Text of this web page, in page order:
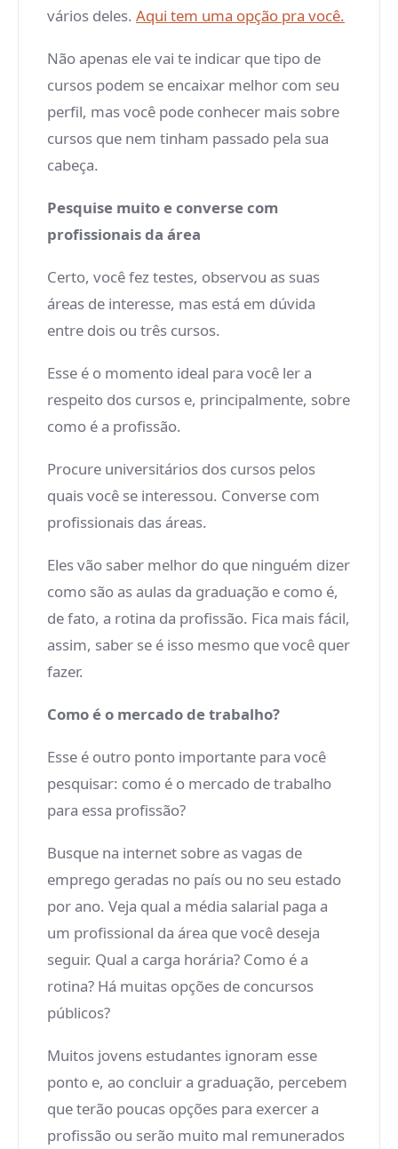
vários deles. Aqui tem uma opção pra você.
Não apenas ele vai te indicar que tipo de
cursos podem se encaixar melhor com seu
perfil, mas você pode conhecer mais sobre
cursos que nem tinham passado pela sua
cabeça.
Pesquise muito e converse com
profissionais da área
Certo, você fez testes, observou as suas
áreas de interesse, mas está em dúvida
entre dois ou três cursos.
Esse é o momento ideal para você ler a
respeito dos cursos e, principalmente, sobre
como é a profissão.
Procure universitários dos cursos pelos
quais você se interessou. Converse com
profissionais das áreas.
Eles vão saber melhor do que ninguém dizer
como são as aulas da graduação e como é,
de fato, a rotina da profissão. Fica mais fácil,
assim, saber se é isso mesmo que você quer
fazer.
Como é o mercado de trabalho?
Esse é outro ponto importante para você
pesquisar: como é o mercado de trabalho
para essa profissão?
Busque na internet sobre as vagas de
emprego geradas no país ou no seu estado
por ano. Veja qual a média salarial paga a
um profissional da área que você deseja
seguir. Qual a carga horária? Como é a
rotina? Há muitas opções de concursos
públicos?
Muitos jovens estudantes ignoram esse
ponto e, ao concluir a graduação, percebem
que terão poucas opções para exercer a
profissão ou serão muito mal remunerados